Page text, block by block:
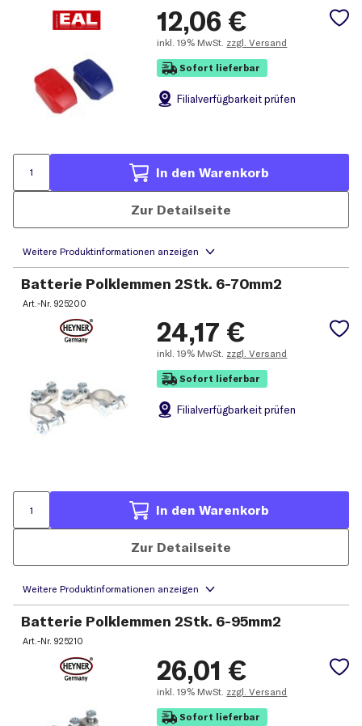
12,06 €
inkl. 19% MwSt. zzgl. Versand
Sofort lieferbar
Filialverfügbarkeit prüfen
In den Warenkorb
Zur Detailseite
Batterie Polklemmen 2Stk. 6-70mm2
Art.-Nr.925200
24,17 €
inkl. 19% MwSt. zzgl. Versand
Sofort lieferbar
Filialverfügbarkeit prüfen
In den Warenkorb
Zur Detailseite
Batterie Polklemmen 2Stk. 6-95mm2
Art.-Nr.925210
26,01 €
inkl. 19% MwSt. zzgl. Versand
Sofort lieferbar